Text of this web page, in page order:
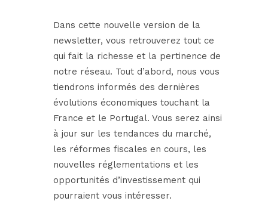
Dans cette nouvelle version de la
newsletter, vous retrouverez tout ce
qui fait la richesse et la pertinence de
notre réseau. Tout d’abord, nous vous
tiendrons informés des dernières
évolutions économiques touchant la
France et le Portugal. Vous serez ainsi
à jour sur les tendances du marché,
les réformes fiscales en cours, les
nouvelles réglementations et les
opportunités d’investissement qui
pourraient vous intéresser.